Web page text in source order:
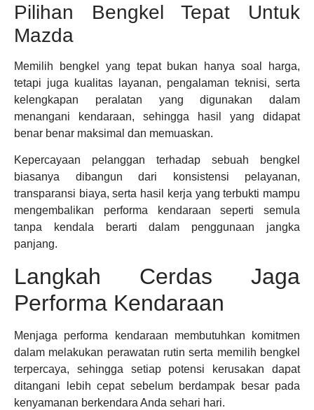
Pilihan Bengkel Tepat Untuk
Mazda
Memilih bengkel yang tepat bukan hanya soal harga,
tetapi juga kualitas layanan, pengalaman teknisi, serta
kelengkapan peralatan yang digunakan dalam
menangani kendaraan, sehingga hasil yang didapat
benar benar maksimal dan memuaskan.
Kepercayaan pelanggan terhadap sebuah bengkel
biasanya dibangun dari konsistensi pelayanan,
transparansi biaya, serta hasil kerja yang terbukti mampu
mengembalikan performa kendaraan seperti semula
tanpa kendala berarti dalam penggunaan jangka
panjang.
Langkah Cerdas Jaga
Performa Kendaraan
Menjaga performa kendaraan membutuhkan komitmen
dalam melakukan perawatan rutin serta memilih bengkel
terpercaya, sehingga setiap potensi kerusakan dapat
ditangani lebih cepat sebelum berdampak besar pada
kenyamanan berkendara Anda sehari hari.